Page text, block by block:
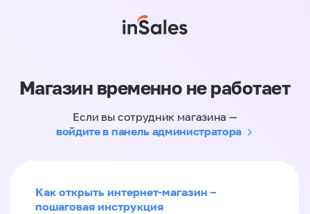
Магазин временно не работает
Если вы сотрудник магазина —
войдите в панель администратора
Как открыть интернет-магазин –
пошаговая инструкция